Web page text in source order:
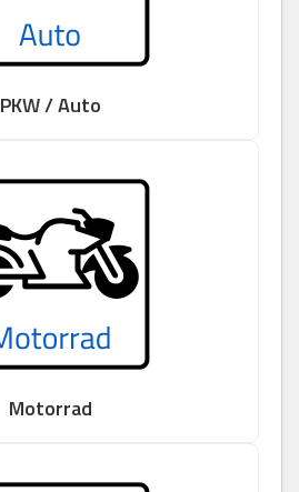
PKW / Auto
Motorrad